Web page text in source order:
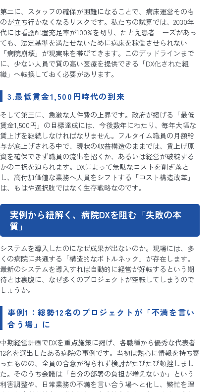
第二に、スタッフの確保が困難になることで、病床運営そのも
のが立ち行かなくなるリスクです。私たちの試算では、2030年
代には看護配置充足率が100%を切り、たとえ患者ニーズがあっ
ても、法定基準を満たせないために病床を稼働させられない
「病院崩壊」が現実味を帯びてきます。このデッドラインまで
に、少ない人員で質の高い医療を提供できる「DX化された組
織」へ転換しておく必要があります。
3.最低賃金1,500円時代の到来
そして第三に、急激な人件費の上昇です。政府が掲げる「最低
賃金1,500円」の目標達成には、今後数年にわたり、毎年大幅な
賃上げを継続しなければなりません。フルタイム職員の月額給
与が底上げされる中で、現状の収益構造のままでは、賃上げ原
資を確保できず職員の流出を招くか、あるいは経営が破綻する
かの二択を迫られます。DXによって無駄なコストを削ぎ落と
し、高付加価値な業務へ人員をシフトする「コスト構造改革」
は、もはや選択肢ではなく生存戦略なのです。
実例から紐解く、病院DXを阻む「失敗の本
質」
システムを導入したのになぜ成果が出ないのか。現場には、多
くの病院に共通する「構造的なボトルネック」が存在します。
最新のシステムを導入すれば自動的に経営が好転するという期
待とは裏腹に、なぜ多くのプロジェクトが空転してしまうので
しょうか。
事例1：総勢12名のプロジェクトが「不満を言い
合う場」に
中期経営計画でDXを重点施策に掲げ、各職種から優秀な代表者
12名を選出したある病院の事例です。当初は熱心に情報を持ち寄
ったものの、全員の合意が得られず検討がたびたび頓挫しまし
た。そのうち会議は「自分の部署の負担が増えないか」という
利害調整や、日常業務の不満を言い合う場へと化し、繁忙を理